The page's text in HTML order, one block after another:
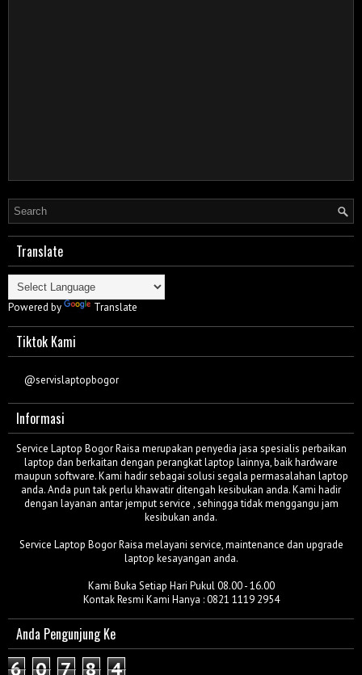
Translate
Powered by Translate
Tiktok Kami
@servislaptopbogor
Informasi
Service Laptop Bogor Raisa merupakan penyedia jasa spesialis perbaikan
laptop dan berkaitan dengan perangkat laptop lainnya, baik hardware
maupun software. Kami hadir sebagai solusi segala permasalahan laptop
anda. Anda pun tak perlu khawatir ditengah kesibukan anda. Kami hadir
dengan layanan antar jemput service , sehingga tidak menggangu jam
kesibukan anda.
Service Laptop Bogor Raisa melayani service, maintenance dan upgrade
laptop kesayangan anda.
Kami Buka Setiap Hari Pukul 08.00 - 16.00
Kontak Resmi Kami Hanya : 0821 1119 2954
Anda Pengunjung Ke
6 0 7 8 4